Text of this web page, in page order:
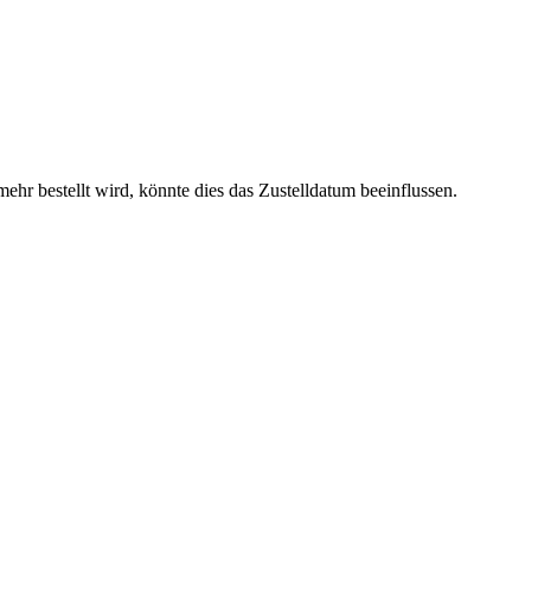
bestellt wird, könnte dies das Zustelldatum beeinflussen.